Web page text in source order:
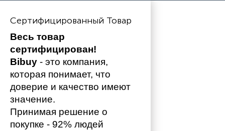
Сертифицированный Товар
Весь товар
сертифицирован!
Bibuy - это компания,
которая понимает, что
доверие и качество имеют
значение.
Принимая решение о
покупке - 92% людей